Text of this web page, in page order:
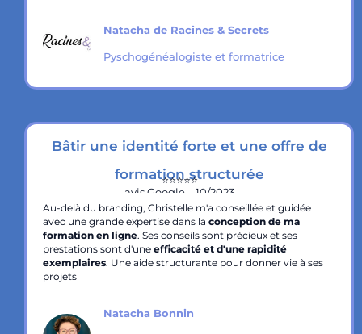
Natacha de Racines & Secrets
Pyschogénéalogiste et formatrice
Bâtir une identité forte et une offre de
formation structurée
⭐️⭐️⭐️⭐️⭐️
avis Google – 10/2023
Au-delà du branding, Christelle m'a conseillée et guidée
avec une grande expertise dans la conception de ma
formation en ligne. Ses conseils sont précieux et ses
prestations sont d'une efficacité et d'une rapidité
exemplaires. Une aide structurante pour donner vie à ses
projets
Natacha Bonnin